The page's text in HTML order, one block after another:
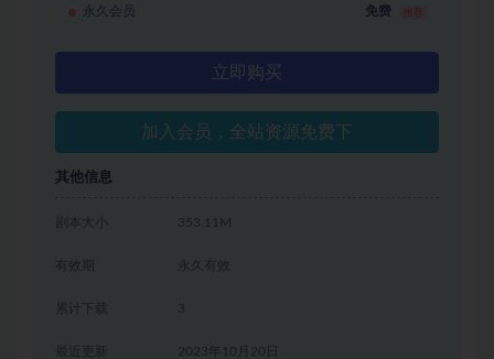
永久会员 免费
立即购买
加入会员，全站资源免费下
其他信息
剧本大小 353.11M
有效期 永久有效
累计下载 3
2023年10月20日